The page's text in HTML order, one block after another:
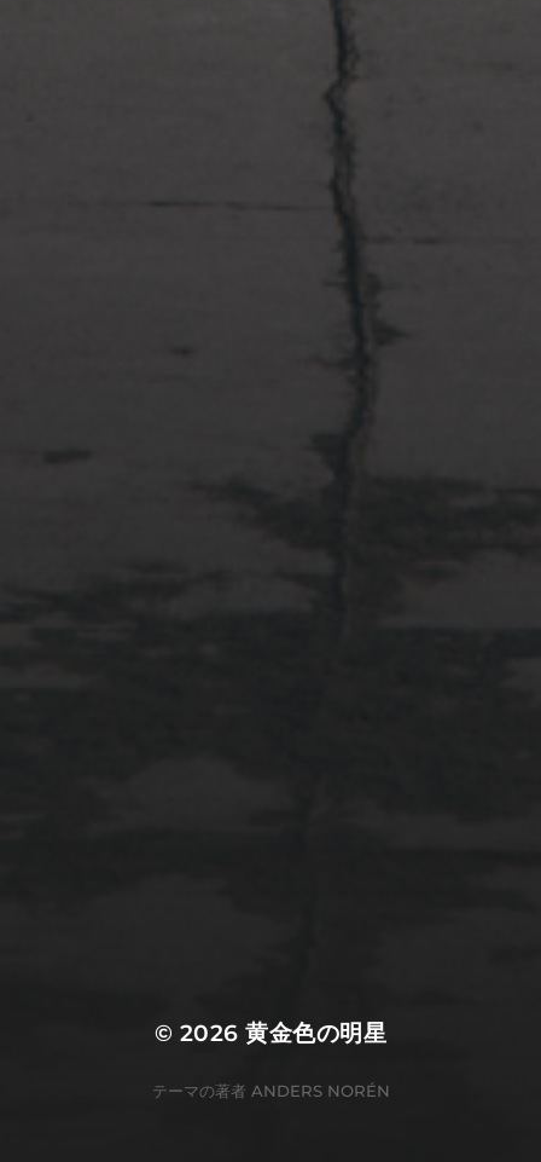
多摩川台公園と大恋愛
© 2026黄金色の明星
テーマの著者 ANDERS NORÉN